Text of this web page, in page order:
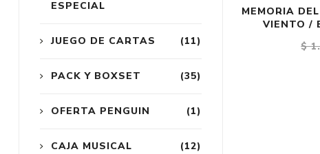
MEMORIA
VIENTO /
$
ESPECIAL
(11)
JUEGO DE CARTAS
(35)
PACK Y BOXSET
(1)
OFERTA PENGUIN
(12)
CAJA MUSICAL